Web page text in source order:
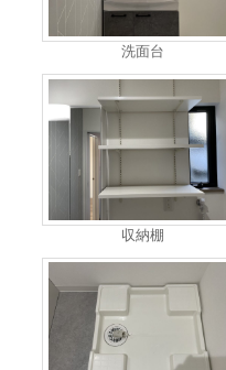
洗面台
収納棚